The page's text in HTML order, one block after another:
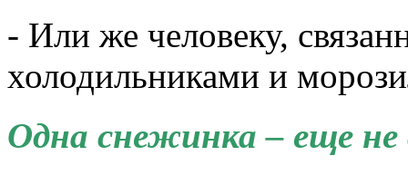
- Или же человеку,
холодильниками и
Одна снежинка – еще не